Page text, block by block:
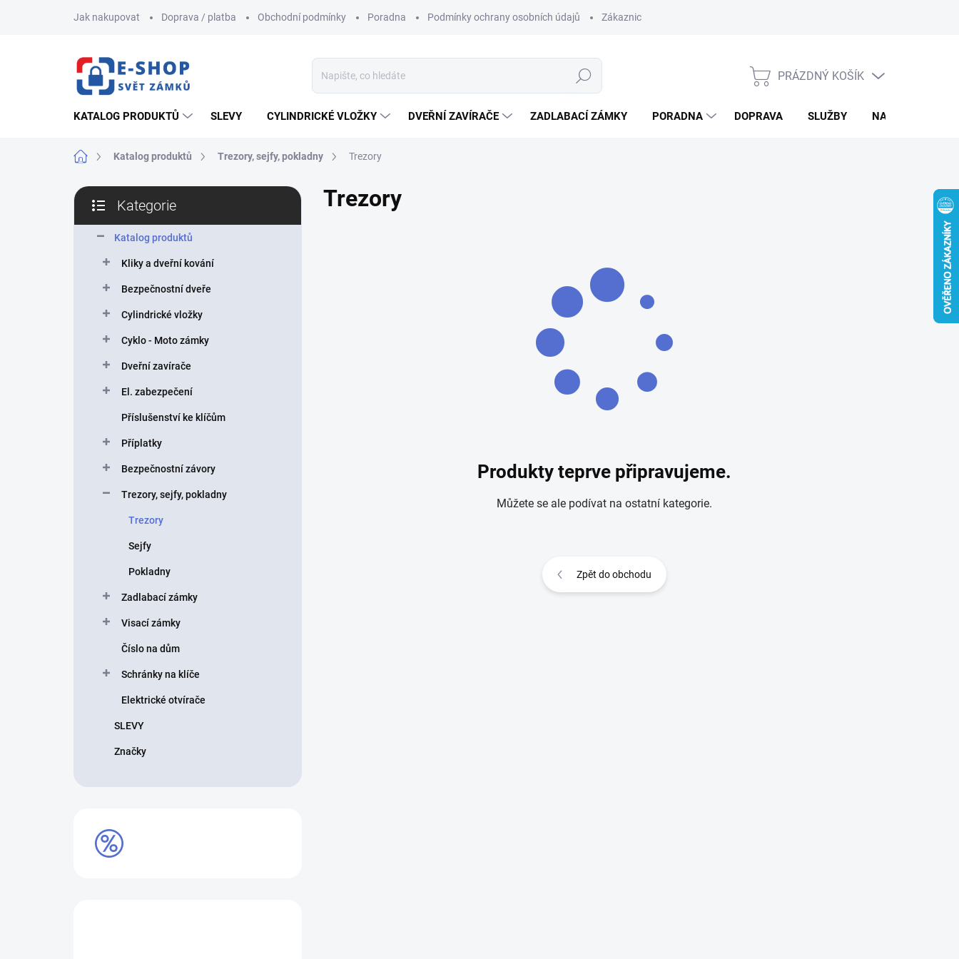
Jak nakupovat Doprava / platba Obchodní podmínky Poradna Podmínky ochrany osobních údajů Zákaznický servis
Hledat
NÁKUPNÍ
PRÁZDNÝ KOŠÍK
KATALOG PRODUKTŮ SLEVY CYLINDRICKÉ VLOŽKY DVEŘNÍ ZAVÍRAČE ZADLABACÍ ZÁMKY PORADNA DOPRAVA SLUŽBY NAPIŠTE NÁM
Domů Katalog produktů Trezory, sejfy, pokladny Trezory
P
s
kategorie
Kategorie
Katalog produktů
Kliky a dveřní kování
Bezpečnostní dveře
Cylindrické vložky
Cyklo - Moto zámky
Dveřní zavírače
El. zabezpečení
Příslušenství ke klíčům
Příplatky
Bezpečnostní závory
Trezory, sejfy, pokladny
Trezory
Sejfy
Pokladny
Zadlabací zámky
Visací zámky
Číslo na dům
Schránky na klíče
Elektrické otvírače
SLEVY
Značky
Trezory
Produkty teprve připravujeme.
Můžete se ale podívat na ostatní kategorie.
Zpět do obchodu